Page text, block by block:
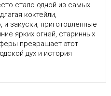
стало одной из самых
коктейли,
закуски, приготовленные
ярких огней, старинных
превращает этот
дух и история